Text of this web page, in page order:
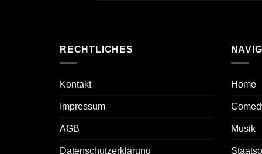
RECHTLICHES
Kontakt
Impressum
AGB
Datenschutzerklärung
Home
Musik